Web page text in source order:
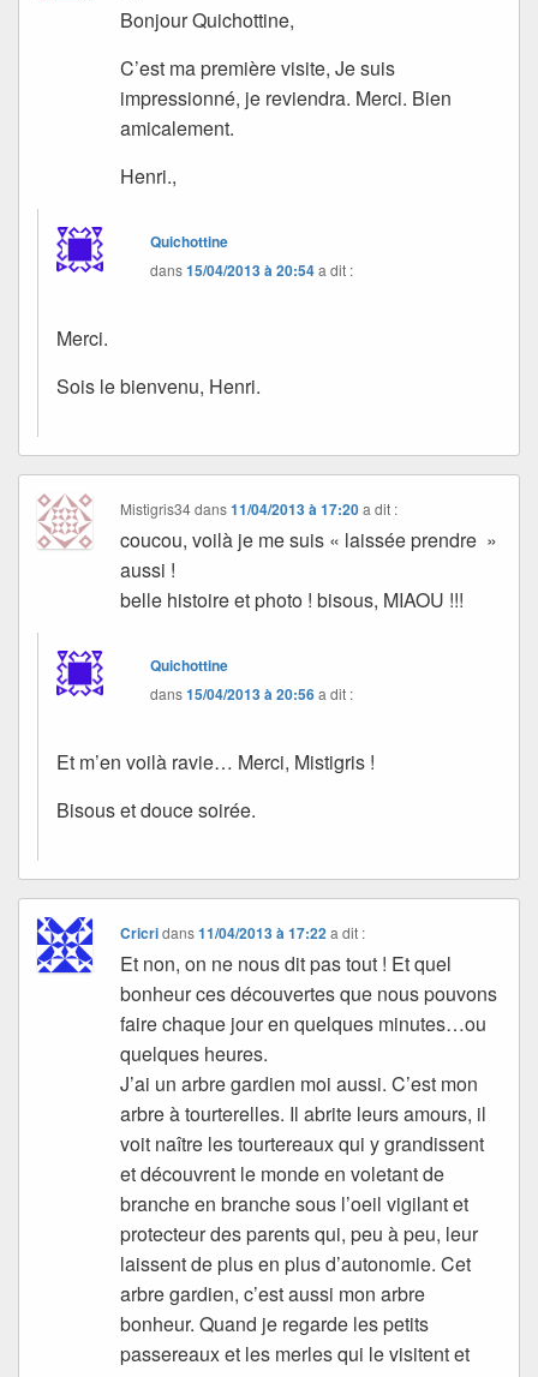
Bonjour Quichottine,
C’est ma première visite, Je suis
impressionné, je reviendra. Merci. Bien
amicalement.
Henri.,
Quichottine
dans15/04/2013 à 20:54a dit :
Merci.
Sois le bienvenu, Henri.
Mistigris34dans11/04/2013 à 17:20 a dit :
coucou, voilà je me suis « laissée prendre »
aussi !
belle histoire et photo ! bisous, MIAOU !!!
Quichottine
dans15/04/2013 à 20:56a dit :
Et m’en voilà ravie… Merci, Mistigris !
Bisous et douce soirée.
Cricridans11/04/2013 à 17:22 a dit :
Et non, on ne nous dit pas tout ! Et quel
bonheur ces découvertes que nous pouvons
faire chaque jour en quelques minutes…ou
quelques heures.
J’ai un arbre gardien moi aussi. C’est mon
arbre à tourterelles. Il abrite leurs amours, il
voit naître les tourtereaux qui y grandissent
et découvrent le monde en voletant de
branche en branche sous l’oeil vigilant et
protecteur des parents qui, peu à peu, leur
laissent de plus en plus d’autonomie. Cet
arbre gardien, c’est aussi mon arbre
bonheur. Quand je regarde les petits
passereaux et les merles qui le visitent et